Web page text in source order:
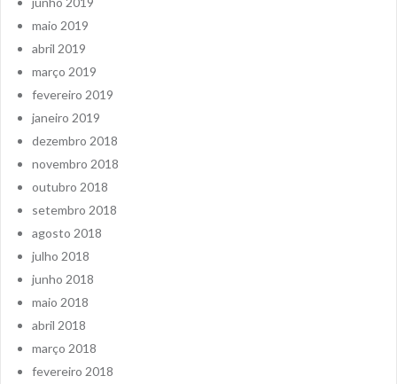
maio 2019
abril 2019
março 2019
fevereiro 2019
janeiro 2019
dezembro 2018
novembro 2018
outubro 2018
setembro 2018
agosto 2018
julho 2018
junho 2018
maio 2018
abril 2018
março 2018
fevereiro 2018